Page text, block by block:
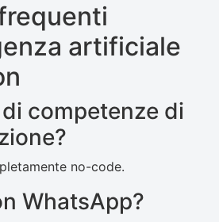
artificiale
competenze di
no-code.
WhatsApp?